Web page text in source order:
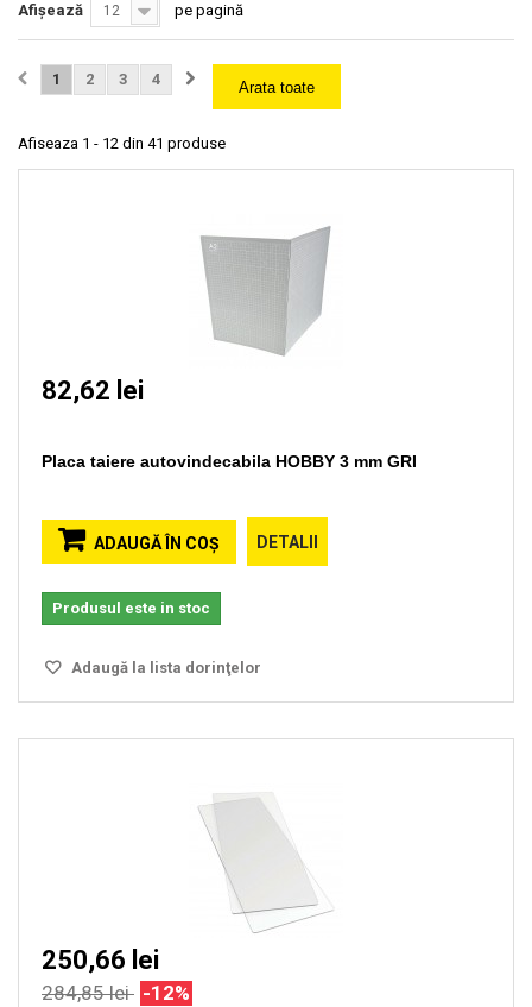
Afișează 12 pe pagină
Arata toate
1 2 3 4
Afiseaza 1 - 12 din 41 produse
82,62 lei
Placa taiere autovindecabila HOBBY 3 mm GRI
ADAUGĂ ÎN COŞ DETALII
Produsul este in stoc
Adaugă la lista dorinţelor
250,66 lei
284,85 lei -12%